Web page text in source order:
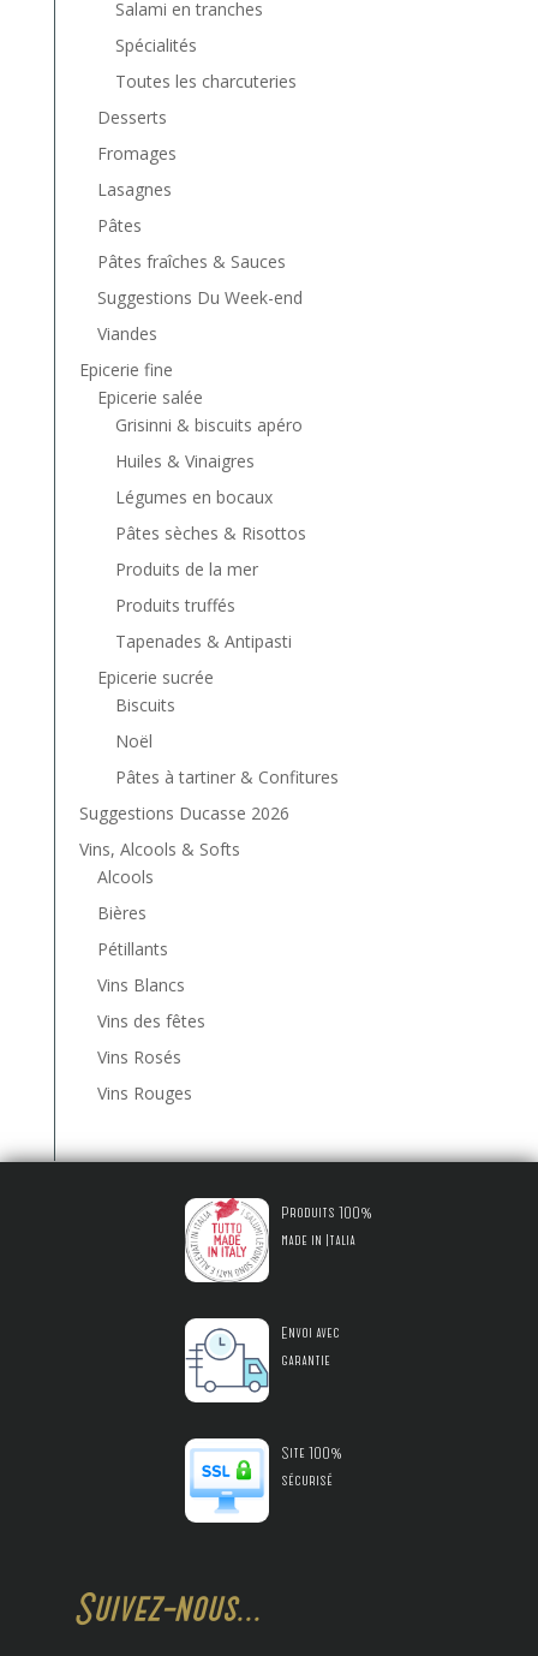
Salami en tranches
Spécialités
Toutes les charcuteries
Desserts
Fromages
Lasagnes
Pâtes
Pâtes fraîches & Sauces
Suggestions Du Week-end
Viandes
Epicerie fine
Epicerie salée
Grisinni & biscuits apéro
Huiles & Vinaigres
Légumes en bocaux
Pâtes sèches & Risottos
Produits de la mer
Produits truffés
Tapenades & Antipasti
Epicerie sucrée
Biscuits
Noël
Pâtes à tartiner & Confitures
Suggestions Ducasse 2026
Vins, Alcools & Softs
Alcools
Bières
Pétillants
Vins Blancs
Vins des fêtes
Vins Rosés
Vins Rouges
Produits 100%
made in Italia
Envoi avec
garantie
Site 100%
sécurisé
Suivez-nous...